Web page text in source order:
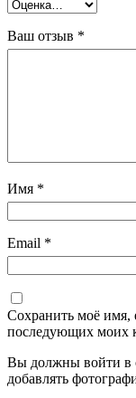
Ваш отзыв *
Имя *
Email *
Сохранить моё имя,
последующих моих
Вы должны войти в
добавлять